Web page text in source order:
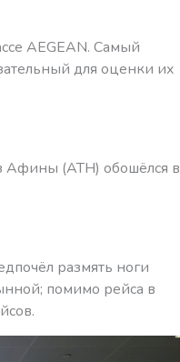
AEGEAN. Самый
для оценки их
Афины (ATH) обошёлся в
размять ноги
помимо рейса в